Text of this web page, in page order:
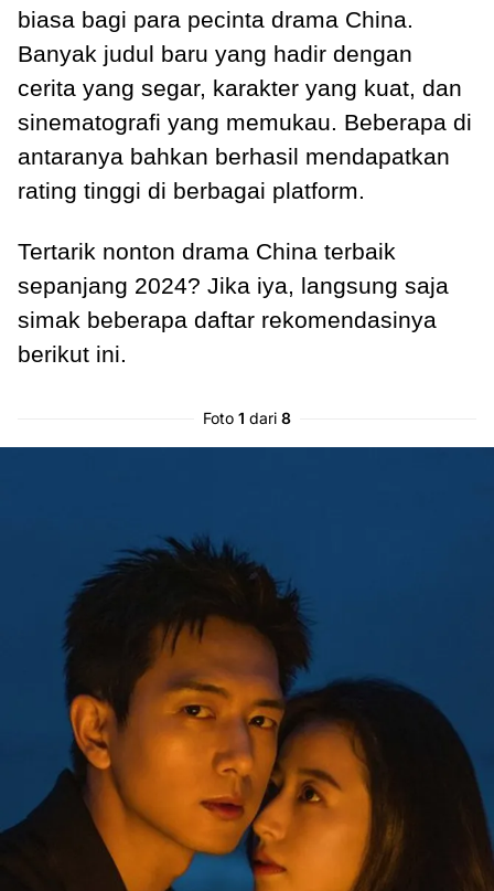
biasa bagi para pecinta drama China.
Banyak judul baru yang hadir dengan
cerita yang segar, karakter yang kuat, dan
sinematografi yang memukau. Beberapa di
antaranya bahkan berhasil mendapatkan
rating tinggi di berbagai platform.
Tertarik nonton drama China terbaik
sepanjang 2024? Jika iya, langsung saja
simak beberapa daftar rekomendasinya
berikut ini.
Foto 1 dari 8